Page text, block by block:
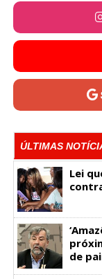
ÚLTIMAS
Lei
de